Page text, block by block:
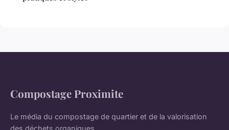
Compostage Proximite
Le média du compostage de quartier et de la valorisation